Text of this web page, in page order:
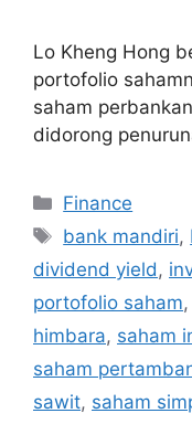
Lo Kheng Hong
portofolio
saham
didorong
Categories
Finance
Tags
bank mandiri,
dividend yield,
portofolio saham,
himbara, saham
saham
sawit, saham